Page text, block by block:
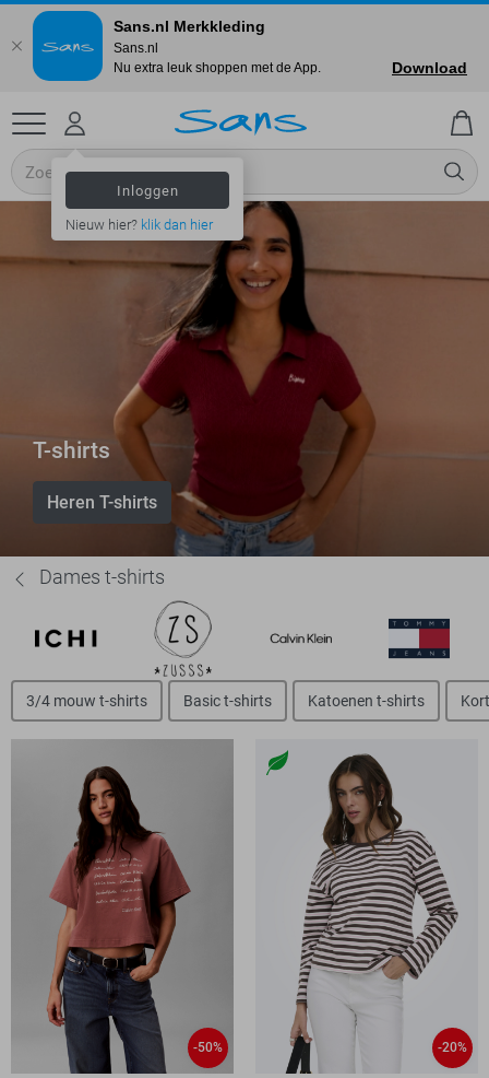
Inloggen
Nieuw hier? klik dan hier
T-shirts
Heren T-shirts
Dames t-shirts
3/4 mouw t-shirts Basic t-shirts Katoenen t-shirts
-50% -20%
Sans.nl Merkkleding
Sans.nl
Nu extra leuk shoppen met de App.
Download